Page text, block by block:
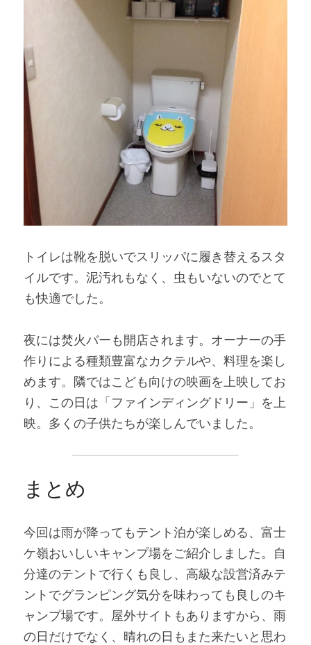
トイレは靴を脱いでスリッパに履き替えるスタ
イルです。泥汚れもなく、虫もいないのでとて
も快適でした。
夜には焚火バーも開店されます。オーナーの手
作りによる種類豊富なカクテルや、料理を楽し
めます。隣ではこども向けの映画を上映してお
り、この日は「ファインディングドリー」を上
映。多くの子供たちが楽しんでいました。
まとめ
今回は雨が降ってもテント泊が楽しめる、富士
ケ嶺おいしいキャンプ場をご紹介しました。自
分達のテントで行くも良し、高級な設営済みテ
ントでグランピング気分を味わっても良しのキ
ャンプ場です。屋外サイトもありますから、雨
の日だけでなく、晴れの日もまた来たいと思わ